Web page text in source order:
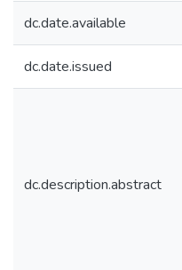
dc.date.available
dc.date.issued
dc.description.abstract